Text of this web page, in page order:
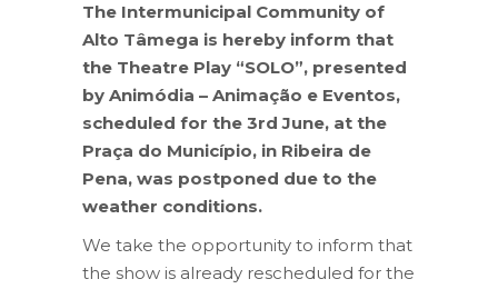
The Intermunicipal Community of
Alto Tâmega is hereby inform that
the Theatre Play “SOLO”, presented
by Animódia – Animação e Eventos,
scheduled for the 3rd June, at the
Praça do Município, in Ribeira de
Pena, was postponed due to the
weather conditions.
We take the opportunity to inform that
the show is already rescheduled for the